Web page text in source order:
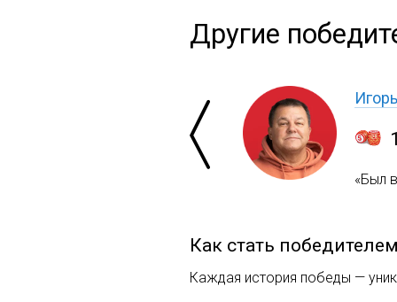
Другие
«Был
Как стать
Каждая история победы —